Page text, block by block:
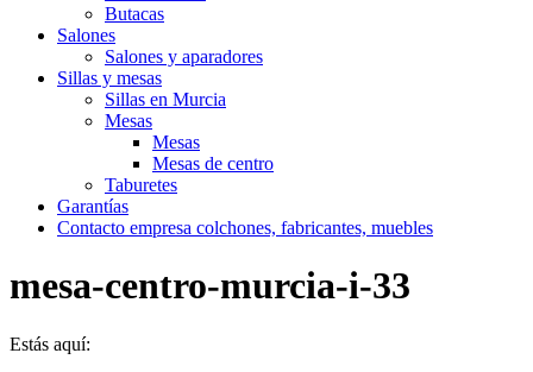
Butacas
Salones
Salones y aparadores
Sillas y mesas
Sillas en Murcia
Mesas
Mesas
Mesas de centro
Taburetes
Garantías
Contacto empresa colchones, fabricantes, muebles
mesa-centro-murcia-i-33
Estás aquí: